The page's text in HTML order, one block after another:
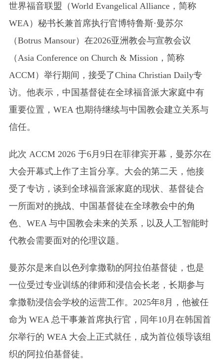
世界福音联盟（World Evangelical Alliance，简称
WEA）秘书长兼首席执行官博特鲁斯·曼苏尔
（Botrus Mansour）在2026亚洲教会与宣教会议
（Asia Conference on Church & Mission，简称
ACCM）举行期间，接受了China Christian Daily专
访。他表示，中国基督徒在全球福音派大家庭中有
重要位置，WEA 也期待继续与中国教会建立关系与
信任。
此次 ACCM 2026 于6月9日在菲律宾开幕，曼苏尔在
大会开幕式上作了主旨分享。大会的第二天，他接
受了专访，谈到全球福音派家庭的现状、基督徒合
一所面对的挑战、中国基督徒在全球教会中的角
色、WEA 与中国教会未来的关系，以及人工智能时
代教会需要面对的伦理议题。
曼苏尔是来自以色列拿撒勒的阿拉伯基督徒，也是
一位受过专业训练的律师和浸信会长老，长期参与
拿撒勒浸信会学校的运营工作。2025年8月，他被任
命为 WEA 总干事兼首席执行官，同年10月在韩国首
尔举行的 WEA 大会上正式就任，成为首位领导该组
织的阿拉伯基督徒。